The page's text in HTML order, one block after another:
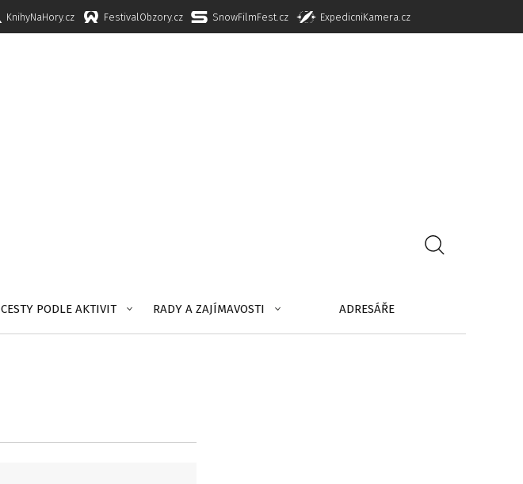
KnihyNaHory.cz FestivalObzory.cz SnowFilmFest.cz ExpedicniKamera.cz
CESTY PODLE AKTIVIT RADY A ZAJÍMAVOSTI ADRESÁŘE